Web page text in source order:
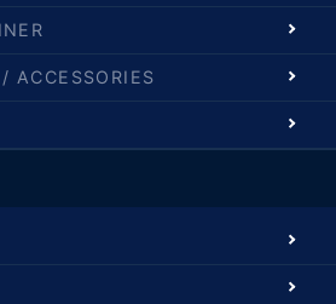
ACCESSORIES